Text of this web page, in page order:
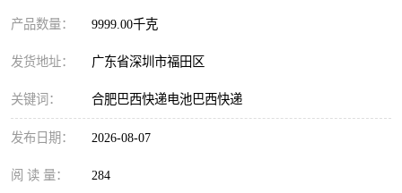
产品数量： 9999.00千克
发货地址： 广东省深圳市福田区
关键词： 合肥巴西快递电池巴西快递
发布日期： 2026-08-07
阅 读 量： 284